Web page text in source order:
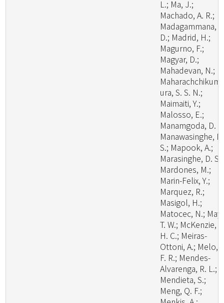
L.; Ma, J.;
Machado, A. R.;
Madagammana,
D.; Madrid, H.;
Magurno, F.;
Magyar, D.;
Mahadevan, N.;
ura, S. S. N.;
Maimaiti, Y.;
Malosso, E.;
Manamgoda, D.
Manawasinghe, I.
S.; Mapook, A.;
Marasinghe, D. S.;
Mardones, M.;
Marin-Felix, Y.;
Marquez, R.;
Masigol, H.;
Matocec, N.; May,
T. W.; McKenzie,
H. C.; Meiras-
Ottoni, A.; Melo,
F. R.; Mendes-
Alvarenga, R. L.;
Mendieta, S.;
Meng, Q. F.;